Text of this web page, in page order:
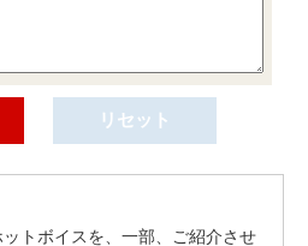
トボイスを、一部、ご紹介させ